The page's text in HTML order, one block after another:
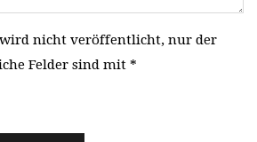
wird nicht veröffentlicht, nur der
Felder sind mit *